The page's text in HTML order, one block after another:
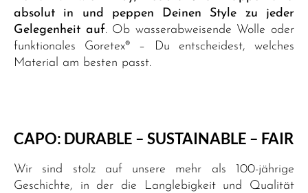
absolut in und peppen Deinen Style zu jeder
Gelegenheit auf. Ob wasserabweisende Wolle oder
funktionales Goretex® – Du entscheidest, welches
Material am besten passt.
CAPO: DURABLE – SUSTAINABLE – FAIR
Wir sind stolz auf unsere mehr als 100-jährige
Geschichte, in der die Langlebigkeit und Qualität